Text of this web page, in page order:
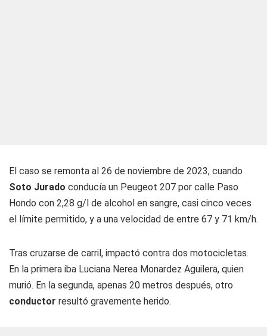
El caso se remonta al 26 de noviembre de 2023, cuando
Soto Jurado conducía un Peugeot 207 por calle Paso
Hondo con 2,28 g/l de alcohol en sangre, casi cinco veces
el límite permitido, y a una velocidad de entre 67 y 71 km/h.
Tras cruzarse de carril, impactó contra dos motocicletas.
En la primera iba Luciana Nerea Monardez Aguilera, quien
murió. En la segunda, apenas 20 metros después, otro
conductor resultó gravemente herido.